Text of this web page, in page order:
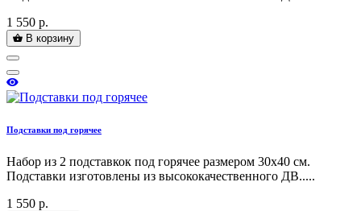
1 550 р.
В корзину
Подставки под горячее
Набор из 2 подставкок под горячее размером 30х40 см.
Подставки изготовлены из высококачественного ДВ.....
1 550 р.